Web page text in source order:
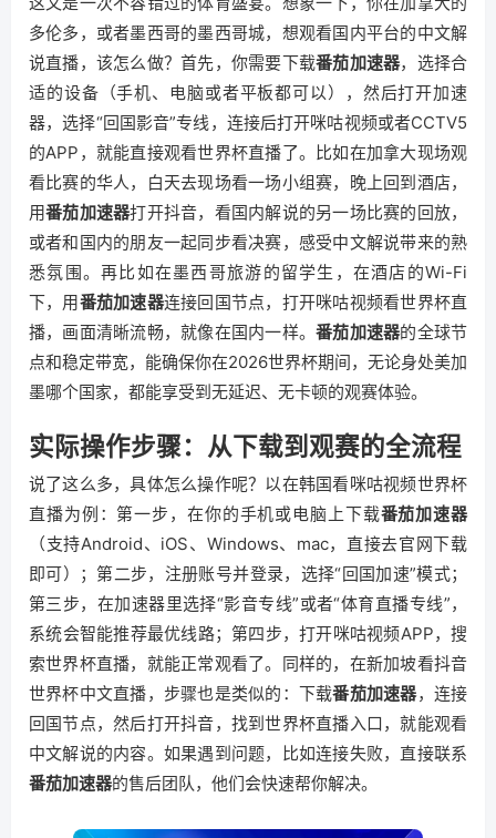
多伦多，或者墨西哥的墨西哥城，想观看国内平台的中文解
说直播，该怎么做？首先，你需要下载番茄加速器，选择合
适的设备（手机、电脑或者平板都可以），然后打开加速
器，选择“回国影音”专线，连接后打开咪咕视频或者CCTV5
的APP，就能直接观看世界杯直播了。比如在加拿大现场观
看比赛的华人，白天去现场看一场小组赛，晚上回到酒店，
用番茄加速器打开抖音，看国内解说的另一场比赛的回放，
或者和国内的朋友一起同步看决赛，感受中文解说带来的熟
悉氛围。再比如在墨西哥旅游的留学生，在酒店的Wi-Fi
下，用番茄加速器连接回国节点，打开咪咕视频看世界杯直
播，画面清晰流畅，就像在国内一样。番茄加速器的全球节
点和稳定带宽，能确保你在2026世界杯期间，无论身处美加
墨哪个国家，都能享受到无延迟、无卡顿的观赛体验。
实际操作步骤：从下载到观赛的全流程
说了这么多，具体怎么操作呢？以在韩国看咪咕视频世界杯
直播为例：第一步，在你的手机或电脑上下载番茄加速器
（支持Android、iOS、Windows、mac，直接去官网下载
即可）；第二步，注册账号并登录，选择“回国加速”模式；
第三步，在加速器里选择“影音专线”或者“体育直播专线”，
系统会智能推荐最优线路；第四步，打开咪咕视频APP，搜
索世界杯直播，就能正常观看了。同样的，在新加坡看抖音
世界杯中文直播，步骤也是类似的：下载番茄加速器，连接
回国节点，然后打开抖音，找到世界杯直播入口，就能观看
中文解说的内容。如果遇到问题，比如连接失败，直接联系
番茄加速器的售后团队，他们会快速帮你解决。